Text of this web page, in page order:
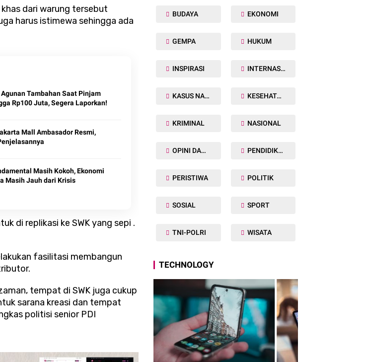
dari warung tersebut
harus istimewa sehingga ada
Tambahan Saat Pinjam
KUR Hingga Rp100 Juta, Segera Laporkan!
Mall Ambasador Resmi,
Masih Kokoh, Ekonomi
Masih Jauh dari Krisis
di replikasi ke SWK yang sepi .
fasilitasi membangun
tempat di SWK juga cukup
sarana kreasi dan tempat
politisi senior PDI
BUDAYA EKONOMI
GEMPA HUKUM
INSPIRASI INTERNASIONAL
KASUS NARKOBA KESEHATAN TUBUH
KRIMINAL NASIONAL
OPINI DAN ARTIKEL PENDIDIKAN
PERISTIWA POLITIK
SOSIAL SPORT
TNI-POLRI WISATA
TECHNOLOGY